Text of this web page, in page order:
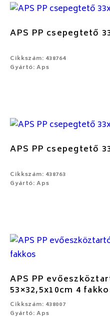
APS PP csepegtető
Cikkszám: 438764
Gyártó: Aps
APS PP csepegtető
Cikkszám: 438763
Gyártó: Aps
APS PP
53×32,5x10cm 4
Cikkszám: 438007
Gyártó: Aps